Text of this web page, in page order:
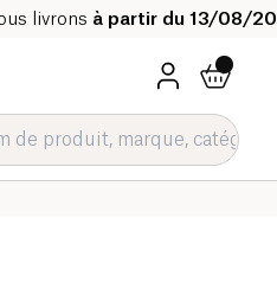
livrons à partir du 13/08/